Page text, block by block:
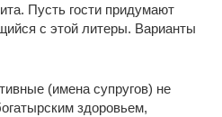
Пусть гости придумают
с этой литеры. Варианты
(имена супругов) не
здоровьем,